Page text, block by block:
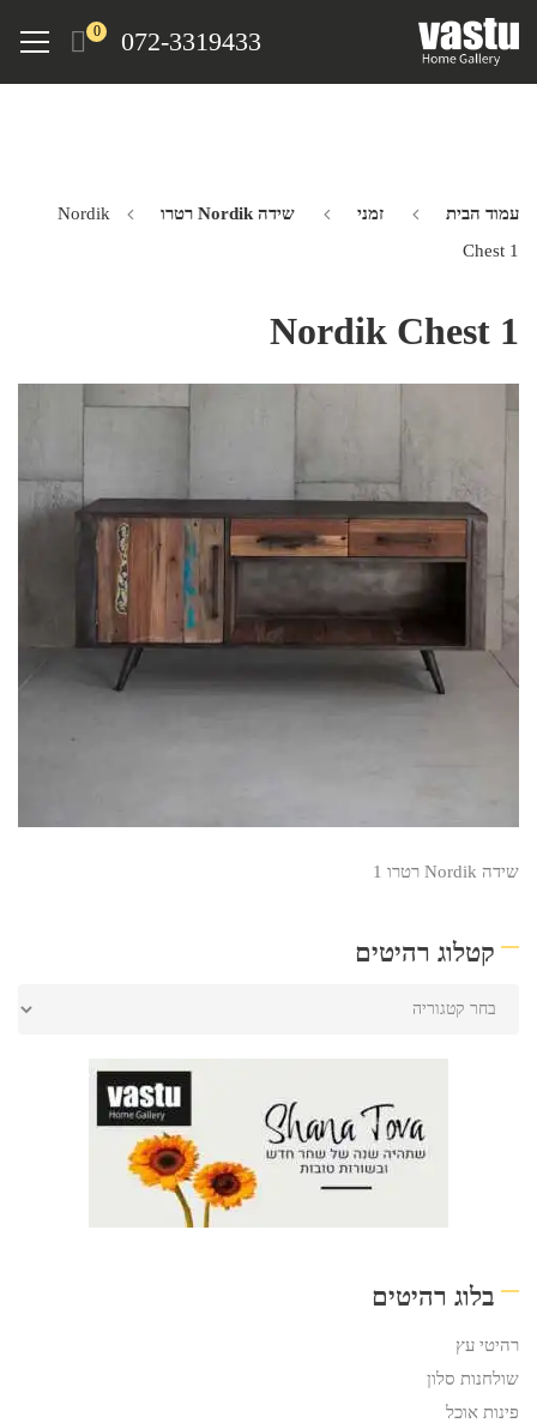
072-3319433
0
Menu
עמוד הבית זמני שידה Nordik רטרו
Nordik
Chest 1
Nordik Chest 1
שידה Nordik רטרו 1
קטלוג רהיטים
בלוג רהיטים
רהיטי עץ
שולחנות סלון
פינות אוכל